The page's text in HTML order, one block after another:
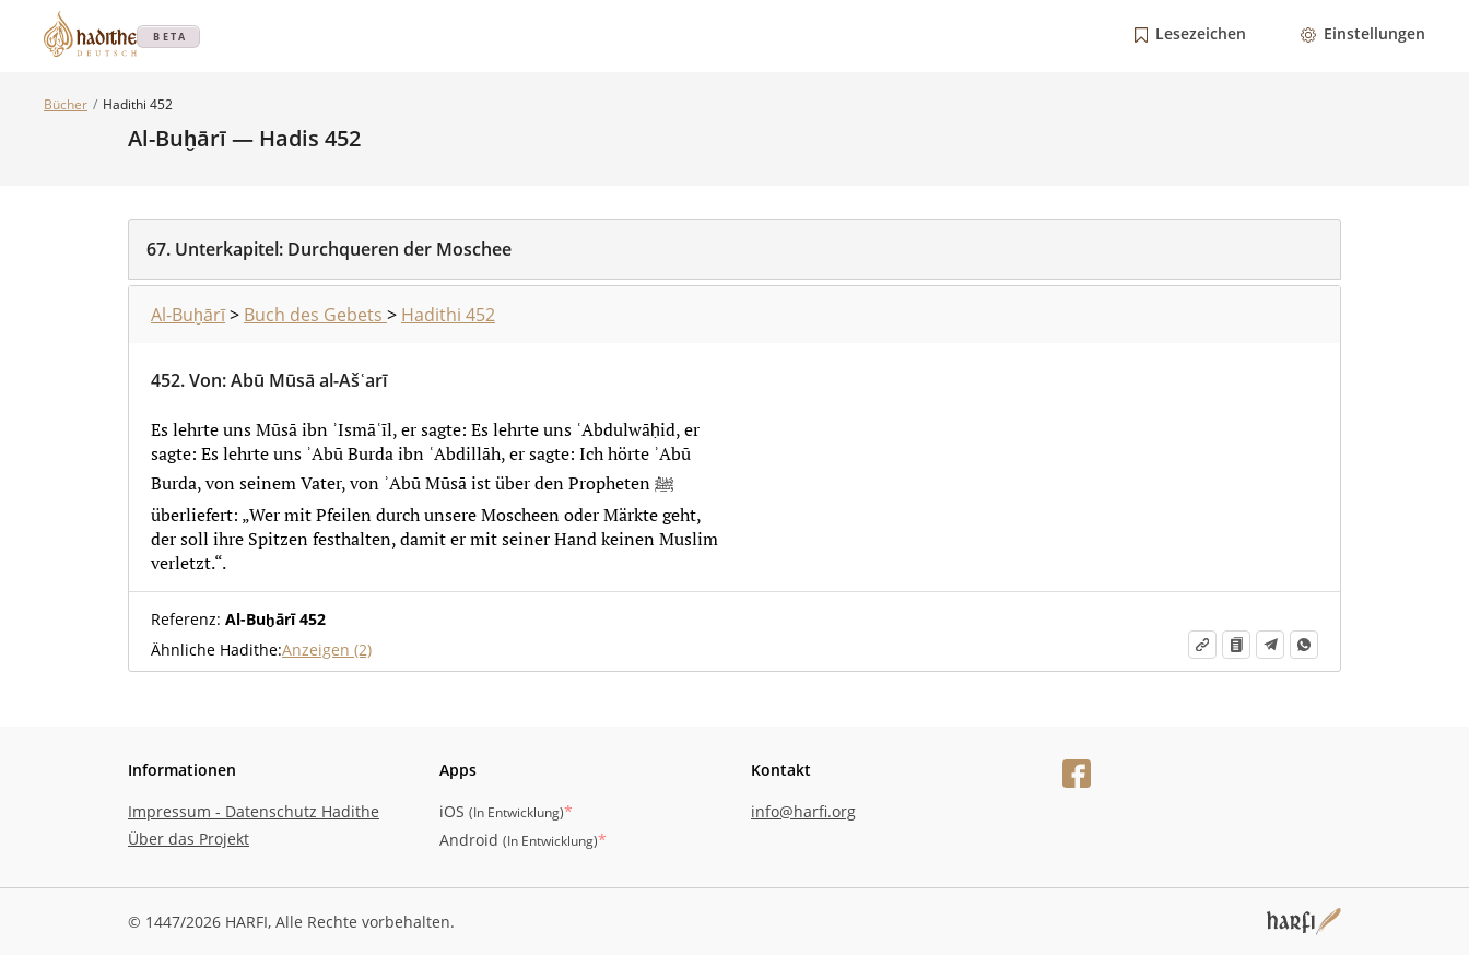
BETA Lesezeichen Einstellungen
Bücher Hadithi 452
Al-Buḫārī — Hadis 452
67. Unterkapitel: Durchqueren der Moschee
Al-Buḫārī> Buch des Gebets > Hadithi 452
452.Von:Abū Mūsā al-Ašʿarī
Es lehrte uns Mūsā ibn ʾIsmāʿīl, er sagte: Es lehrte uns ʿAbdulwāḥid, er
sagte: Es lehrte uns ʾAbū Burda ibn ʿAbdillāh, er sagte: Ich hörte ʾAbū
Burda, von seinem Vater, von ʾAbū Mūsā ist über den Propheten ﷺ
überliefert: „Wer mit Pfeilen durch unsere Moscheen oder Märkte geht,
der soll ihre Spitzen festhalten, damit er mit seiner Hand keinen Muslim
verletzt.“.
Referenz: Al-Buḫārī 452
Ähnliche Hadithe:Anzeigen (2)
Informationen
Impressum - Datenschutz Hadithe
Über das Projekt
Apps
iOS (In Entwicklung)*
Android (In Entwicklung)*
Kontakt
info@harfi.org
© 1447/2026 HARFI, Alle Rechte vorbehalten.